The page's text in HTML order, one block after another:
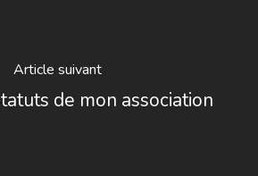
Article suivant
de mon association